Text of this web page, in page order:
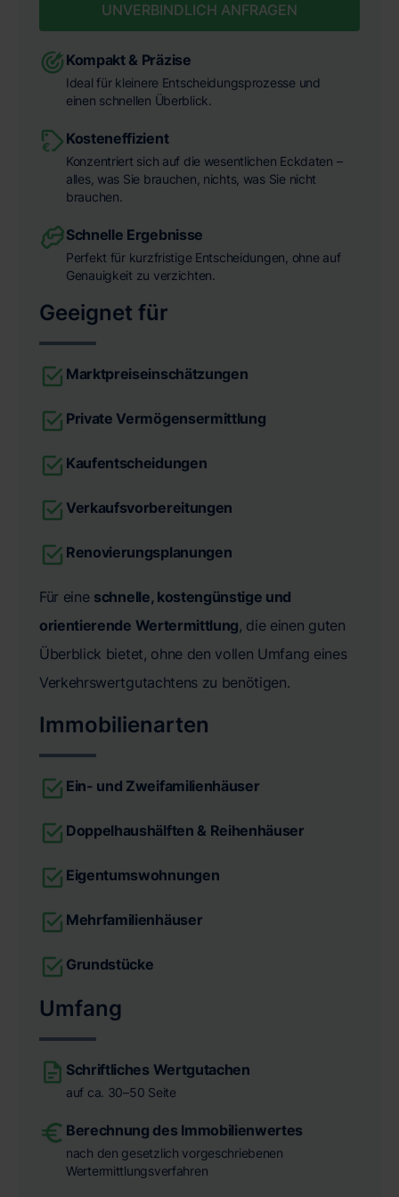
UNVERBINDLICH ANFRAGEN
Kompakt & Präzise
Ideal für kleinere Entscheidungsprozesse und
einen schnellen Überblick.
Kosteneffizient
Konzentriert sich auf die wesentlichen Eckdaten –
alles, was Sie brauchen, nichts, was Sie nicht
brauchen.
Schnelle Ergebnisse
Perfekt für kurzfristige Entscheidungen, ohne auf
Genauigkeit zu verzichten.
Geeignet für
Marktpreiseinschätzungen
Private Vermögensermittlung
Kaufentscheidungen
Verkaufsvorbereitungen
Renovierungsplanungen
Für eine schnelle, kostengünstige und
orientierende Wertermittlung, die einen guten
Überblick bietet, ohne den vollen Umfang eines
Verkehrswertgutachtens zu benötigen.
Immobilienarten
Ein- und Zweifamilienhäuser
Doppelhaushälften & Reihenhäuser
Eigentumswohnungen
Mehrfamilienhäuser
Grundstücke
Umfang
Schriftliches Wertgutachen
auf ca. 30–50 Seite
Berechnung des Immobilienwertes
nach den gesetzlich vorgeschriebenen
Wertermittlungsverfahren